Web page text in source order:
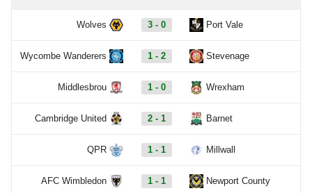
Wolves 3 - 0 Port Vale
Wycombe Wanderers 1 - 2 Stevenage
Middlesbrou 1 - 0 Wrexham
Cambridge United 2 - 1 Barnet
QPR 1 - 1 Millwall
AFC Wimbledon 1 - 1 Newport County